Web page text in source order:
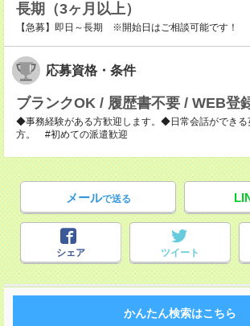
長期（3ヶ月以上）
【急募】即日～長期 ※開始日はご相談可能です！
応募資格・条件
ブランクOK / 履歴書不要 / WEB登
◆事務経験がある方歓迎します。◆日常会話ができる
方。 #初めての派遣歓迎
メールで送る
シェア ツイート
かんたん検索はこちら